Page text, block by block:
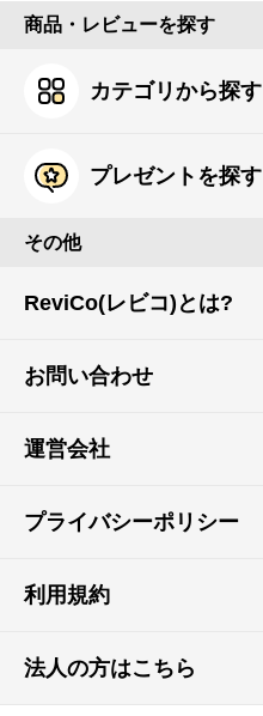
商品・レビューを探す
カテゴリから探す
プレゼントを探す
その他
ReviCo(レビコ)とは?
お問い合わせ
運営会社
プライバシーポリシー
利用規約
法人の方はこちら